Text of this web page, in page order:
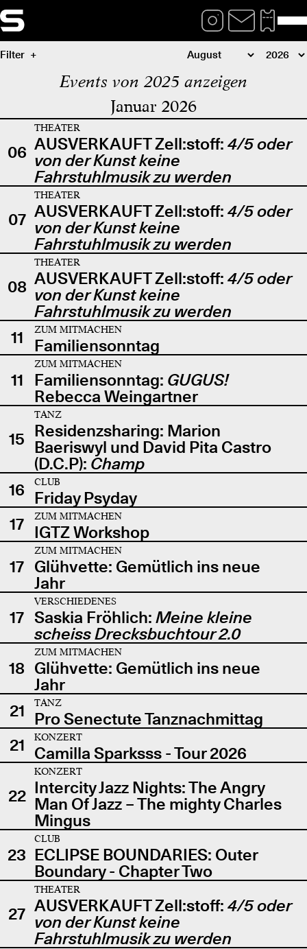
Filter
Events von 2025 anzeigen
Januar 2026
06
THEATER
AUSVERKAUFT Zell:stoff: 4/5 oder
von der Kunst keine
Fahrstuhlmusik zu werden
07
THEATER
AUSVERKAUFT Zell:stoff: 4/5 oder
von der Kunst keine
Fahrstuhlmusik zu werden
08
THEATER
AUSVERKAUFT Zell:stoff: 4/5 oder
von der Kunst keine
Fahrstuhlmusik zu werden
11
ZUM MITMACHEN
Familiensonntag
11
ZUM MITMACHEN
Familiensonntag: GUGUS!
Rebecca Weingartner
15
TANZ
Residenzsharing: Marion
Baeriswyl und David Pita Castro
(D.C.P): Champ
16
CLUB
Friday Psyday
17
ZUM MITMACHEN
IGTZ Workshop
17
ZUM MITMACHEN
Glühvette: Gemütlich ins neue
Jahr
17
VERSCHIEDENES
Saskia Fröhlich: Meine kleine
scheiss Drecksbuchtour 2.0
18
ZUM MITMACHEN
Glühvette: Gemütlich ins neue
Jahr
21
TANZ
Pro Senectute Tanznachmittag
21
KONZERT
Camilla Sparksss - Tour 2026
22
KONZERT
Intercity Jazz Nights: The Angry
Man Of Jazz – The mighty Charles
Mingus
23
CLUB
ECLIPSE BOUNDARIES: Outer
Boundary - Chapter Two
27
THEATER
AUSVERKAUFT Zell:stoff: 4/5 oder
von der Kunst keine
Fahrstuhlmusik zu werden